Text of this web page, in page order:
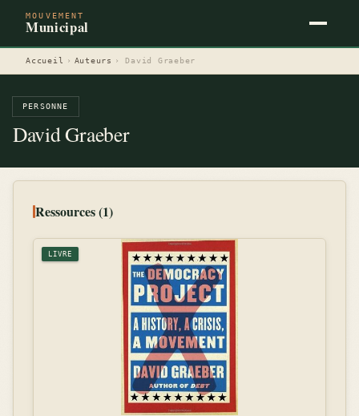
MOUVEMENT
Municipal
Accueil › Auteurs › David Graeber
PERSONNE
David Graeber
Ressources (1)
LIVRE